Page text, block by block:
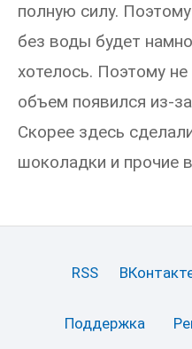
полную силу.
без воды будет
хотелось. Поэтому
объем появился из-
Скорее здесь
шоколадки и прочие
RSS
Поддержка